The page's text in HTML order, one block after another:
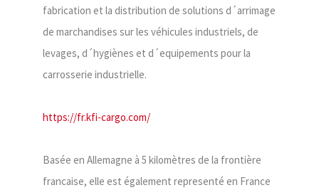
fabrication et la distribution de solutions d´arrimage
de marchandises sur les véhicules industriels, de
levages, d´hygiènes et d´equipements pour la
carrosserie industrielle.
https://fr.kfi-cargo.com/
Basée en Allemagne à 5 kilomètres de la frontière
francaise, elle est également representé en France